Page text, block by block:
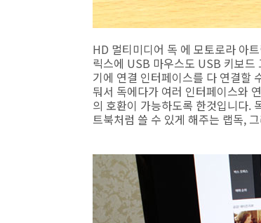
HD 멀티미디어 독 에 모토로라 아
릭스에 USB 마우스도 USB 키보드
기에 연결 인터페이스를 다 연결할
둬서 독에다가 여러 인터페이스와
의 호환이 가능하도록 한것입니다.
트북처럼 쓸 수 있게 해주는 랩독,